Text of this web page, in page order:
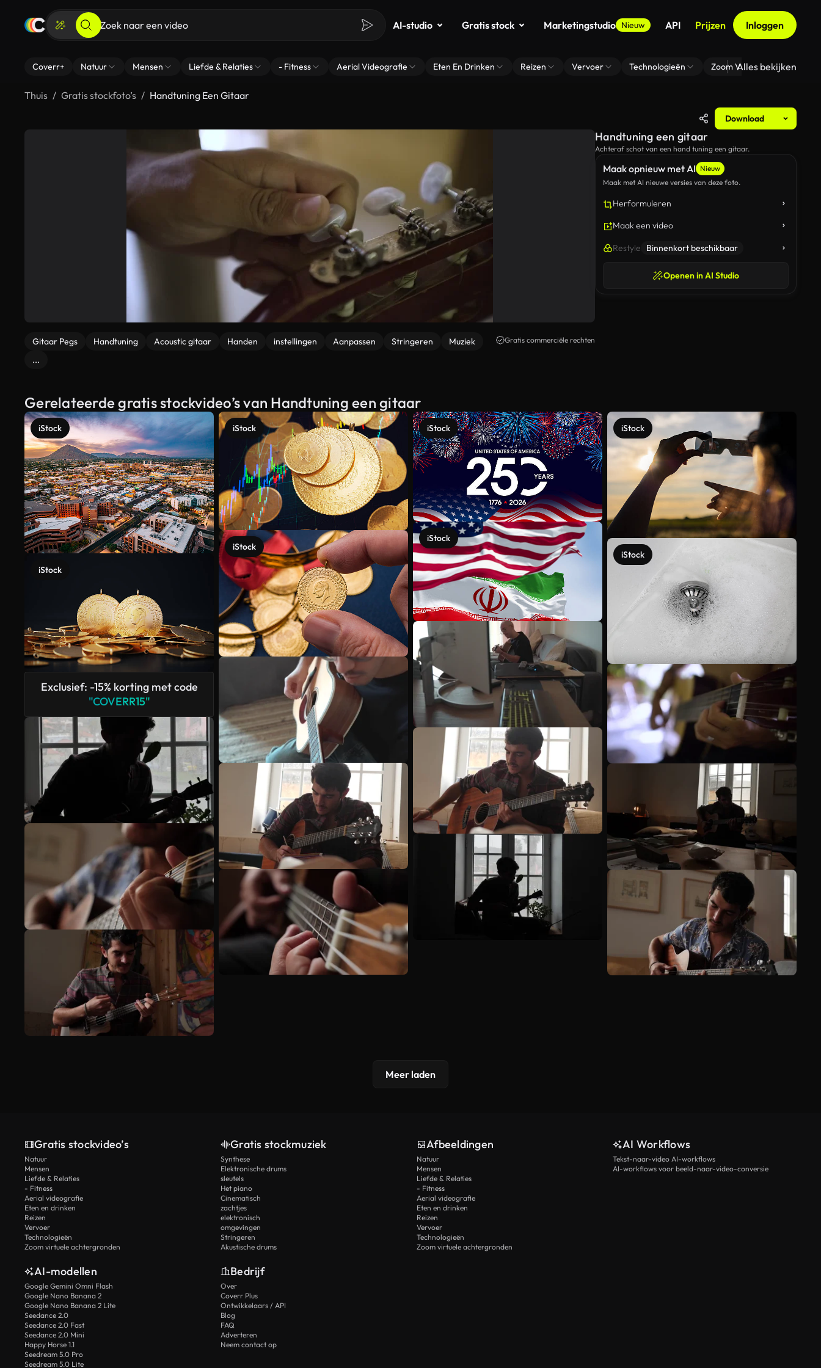
AI-studio Gratis stock Marketingstudio Nieuw API Prijzen Inloggen
Coverr+ Natuur Mensen Liefde & Relaties - Fitness Aerial Videografie Eten En Drinken Reizen Vervoer Technologieën Zoom Virtuele
Alles bekijken
Thuis Gratis stockfoto’s Handtuning Een Gitaar
Download
Gitaar Pegs Handtuning Acoustic gitaar Handen instellingen Aanpassen Stringeren
Muziek
...
Gratis commerciële rechten
Maak opnieuw met AI Nieuw
Maak met AI nieuwe versies van deze foto.
Herformuleren
Maak een video
Restyle Binnenkort beschikbaar
Openen in AI Studio
Handtuning een gitaar
Achteraf schot van een hand tuning een gitaar.
Gerelateerde gratis stockvideo’s van Handtuning een gitaar
iStock
iStock
Exclusief: -15% korting met code
"COVERR15"
iStock
iStock
iStock
iStock
iStock
iStock
Meer bekijken
Meer laden
Gratis stockvideo’s
Natuur
Mensen
Liefde & Relaties
- Fitness
Aerial videografie
Eten en drinken
Reizen
Vervoer
Technologieën
Zoom virtuele achtergronden
Gratis stockmuziek
Synthese
Elektronische drums
sleutels
Het piano
Cinematisch
zachtjes
elektronisch
omgevingen
Stringeren
Akustische drums
Afbeeldingen
Natuur
Mensen
Liefde & Relaties
- Fitness
Aerial videografie
Eten en drinken
Reizen
Vervoer
Technologieën
Zoom virtuele achtergronden
AI Workflows
Tekst-naar-video AI-workflows
AI-workflows voor beeld-naar-video-conversie
AI-modellen
Google Gemini Omni Flash
Google Nano Banana 2
Google Nano Banana 2 Lite
Seedance 2.0
Seedance 2.0 Fast
Seedance 2.0 Mini
Happy Horse 1.1
Seedream 5.0 Pro
Seedream 5.0 Lite
Bedrijf
Over
Coverr Plus
Ontwikkelaars / API
Blog
FAQ
Adverteren
Neem contact op